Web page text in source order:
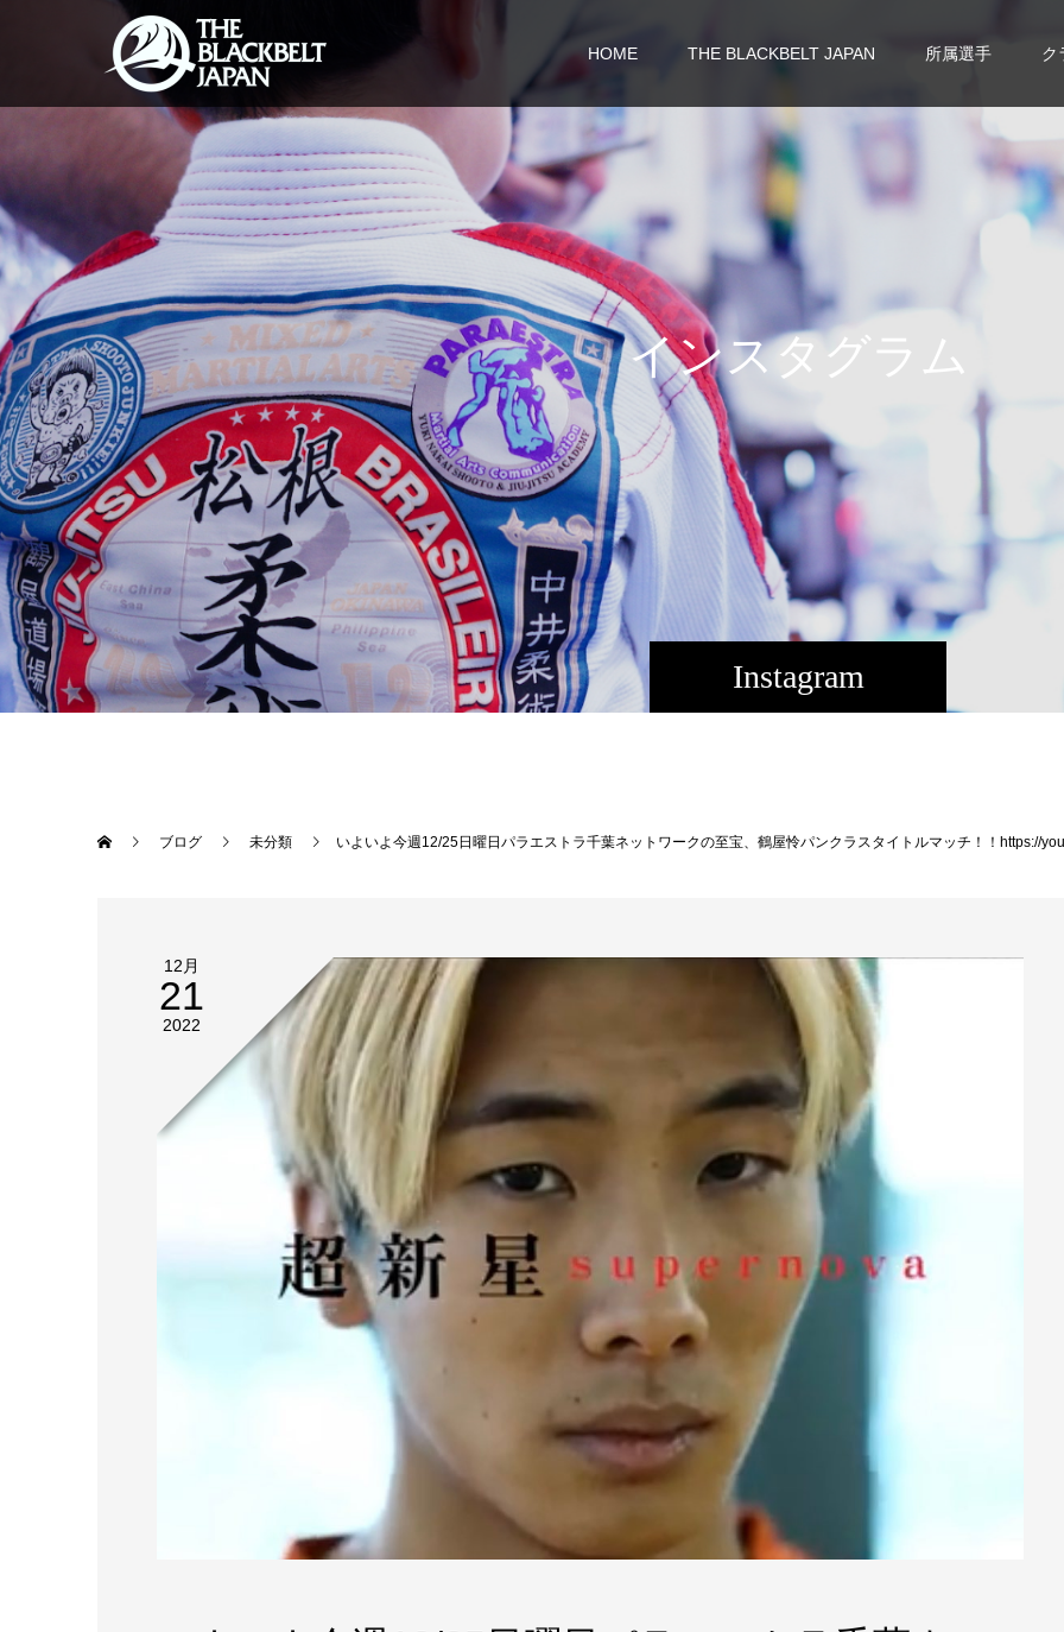
HOME THE BLACKBELT JAPAN 所属選手 ク
Instagram
インスタグラ ム
ブログ 未分類 いよいよ今週12/25日曜日パラエストラ千葉ネットワークの至宝、鶴屋怜パンクラスタイトルマッチ！！https://youtube.com/
12月
21
2022